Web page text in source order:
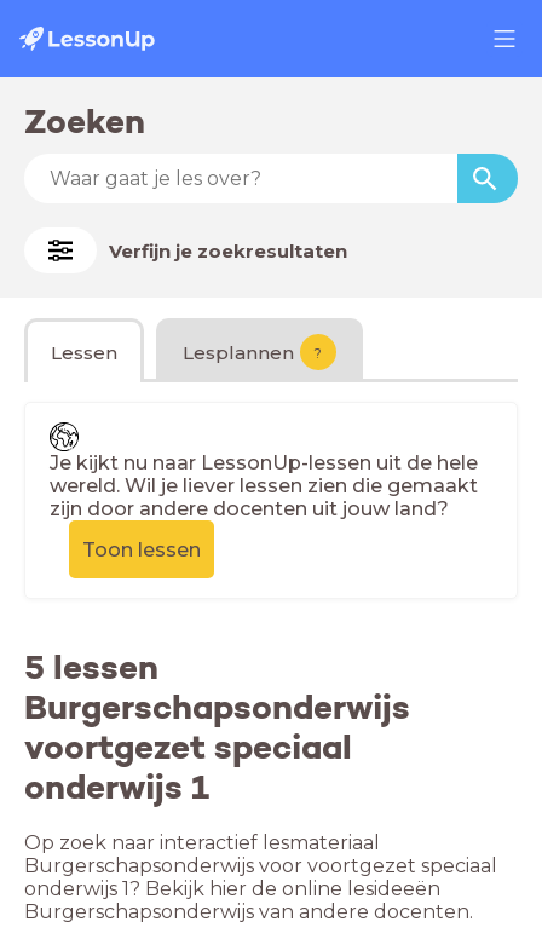
Zoeken
Verfijn je zoekresultaten
Lessen Lesplannen ?
Je kijkt nu naar LessonUp-lessen uit de hele
wereld. Wil je liever lessen zien die gemaakt
zijn door andere docenten uit jouw land?
Toon lessen
5 lessen
Burgerschapsonderwijs
voortgezet speciaal
onderwijs 1
Op zoek naar interactief lesmateriaal
Burgerschapsonderwijs voor voortgezet speciaal
onderwijs 1? Bekijk hier de online lesideeën
Burgerschapsonderwijs van andere docenten.